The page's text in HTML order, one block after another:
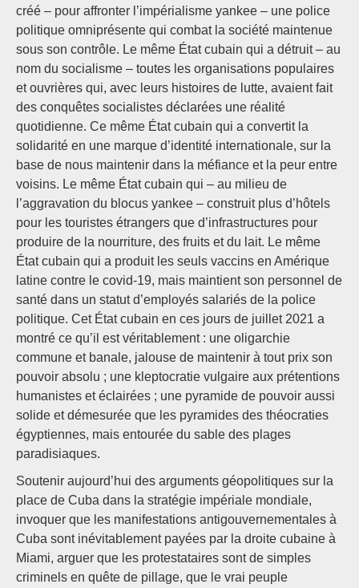
créé – pour affronter l’impérialisme yankee – une police
politique omniprésente qui combat la société maintenue
sous son contrôle. Le même État cubain qui a détruit – au
nom du socialisme – toutes les organisations populaires
et ouvrières qui, avec leurs histoires de lutte, avaient fait
des conquêtes socialistes déclarées une réalité
quotidienne. Ce même État cubain qui a convertit la
solidarité en une marque d’identité internationale, sur la
base de nous maintenir dans la méfiance et la peur entre
voisins. Le même État cubain qui – au milieu de
l’aggravation du blocus yankee – construit plus d’hôtels
pour les touristes étrangers que d’infrastructures pour
produire de la nourriture, des fruits et du lait. Le même
État cubain qui a produit les seuls vaccins en Amérique
latine contre le covid-19, mais maintient son personnel de
santé dans un statut d’employés salariés de la police
politique. Cet État cubain en ces jours de juillet 2021 a
montré ce qu’il est véritablement : une oligarchie
commune et banale, jalouse de maintenir à tout prix son
pouvoir absolu ; une kleptocratie vulgaire aux prétentions
humanistes et éclairées ; une pyramide de pouvoir aussi
solide et démesurée que les pyramides des théocraties
égyptiennes, mais entourée du sable des plages
paradisiaques.
Soutenir aujourd’hui des arguments géopolitiques sur la
place de Cuba dans la stratégie impériale mondiale,
invoquer que les manifestations antigouvernementales à
Cuba sont inévitablement payées par la droite cubaine à
Miami, arguer que les protestataires sont de simples
criminels en quête de pillage, que le vrai peuple